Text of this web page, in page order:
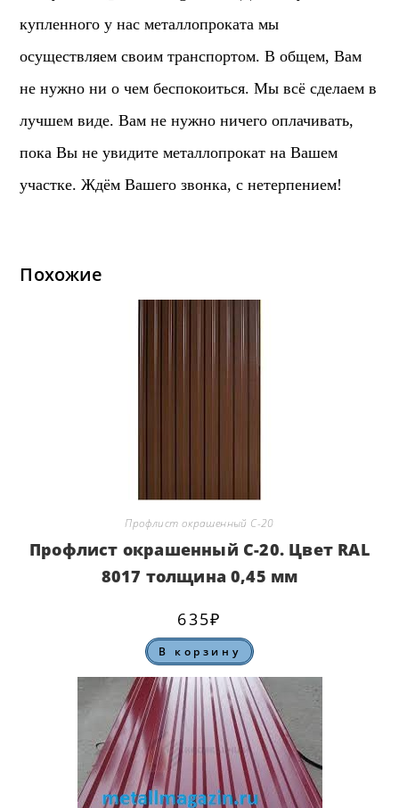
купленного у нас металлопроката мы
осуществляем своим транспортом. В общем, Вам
не нужно ни о чем беспокоиться. Мы всё сделаем в
лучшем виде. Вам не нужно ничего оплачивать,
пока Вы не увидите металлопрокат на Вашем
участке. Ждём Вашего звонка, с нетерпением!
Похожие
Профлист окрашенный С-20
Профлист окрашенный С-20. Цвет RAL
8017 толщина 0,45 мм
635₽
В корзину